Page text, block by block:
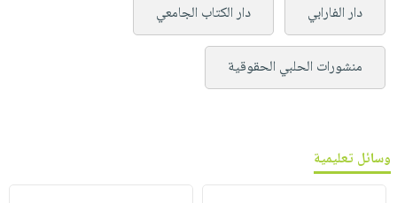
دار الفارابي دار الكتاب الجامعي
منشورات الحلبي الحقوقية
وسائل تعليمية